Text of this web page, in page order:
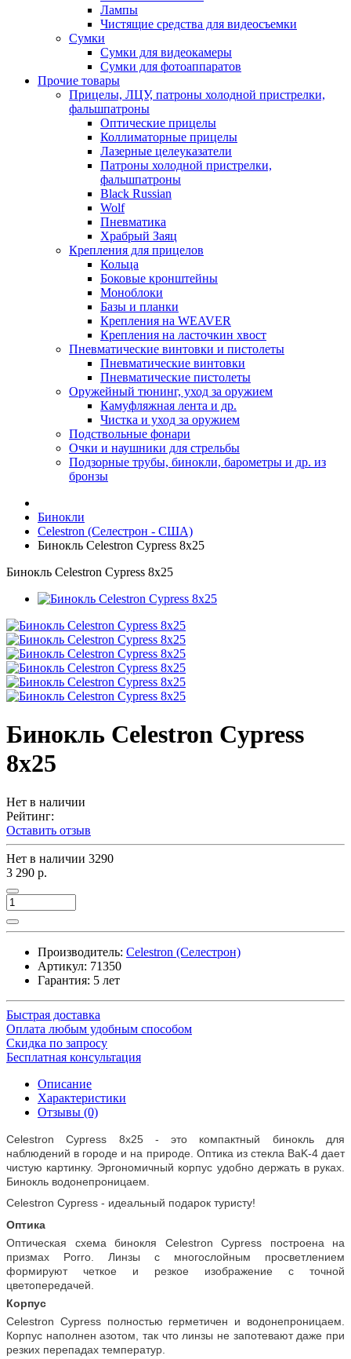
Лампы
Чистящие средства для видеосъемки
Сумки
Сумки для видеокамеры
Сумки для фотоаппаратов
Прочие товары
Прицелы, ЛЦУ, патроны холодной пристрелки,
фальшпатроны
Оптические прицелы
Коллиматорные прицелы
Лазерные целеуказатели
Патроны холодной пристрелки,
фальшпатроны
Black Russian
Wolf
Пневматика
Храбрый Заяц
Крепления для прицелов
Кольца
Боковые кронштейны
Моноблоки
Базы и планки
Крепления на WEAVER
Крепления на ласточкин хвост
Пневматические винтовки и пистолеты
Пневматические винтовки
Пневматические пистолеты
Оружейный тюнинг, уход за оружием
Камуфляжная лента и др.
Чистка и уход за оружием
Подствольные фонари
Очки и наушники для стрельбы
Подзорные трубы, бинокли, барометры и др. из
бронзы
Бинокли
Celestron (Селестрон - США)
Бинокль Celestron Cypress 8x25
Бинокль Celestron Cypress 8x25
Бинокль Celestron Cypress
8x25
Нет в наличии
Рейтинг:
Оставить отзыв
Нет в наличии 3290
3 290 р.
Производитель: Celestron (Селестрон)
Артикул: 71350
Гарантия: 5 лет
Быстрая доставка
Оплата любым удобным способом
Скидка по запросу
Бесплатная консультация
Описание
Характеристики
Отзывы (0)
Celestron Cypress 8x25 - это компактный бинокль для
наблюдений в городе и на природе. Оптика из стекла BaK-4 дает
чистую картинку. Эргономичный корпус удобно держать в руках.
Бинокль водонепроницаем.
Celestron Cypress - идеальный подарок туристу!
Оптика
Оптическая схема бинокля Celestron Cypress построена на
призмах Porro. Линзы с многослойным просветлением
формируют четкое и резкое изображение с точной
цветопередачей.
Корпус
Celestron Cypress полностью герметичен и водонепроницаем.
Корпус наполнен азотом, так что линзы не запотевают даже при
резких перепадах температур.